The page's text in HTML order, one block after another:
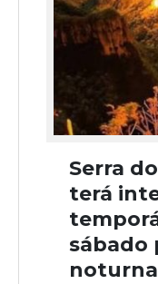
Serra
terá
sábado
noturna